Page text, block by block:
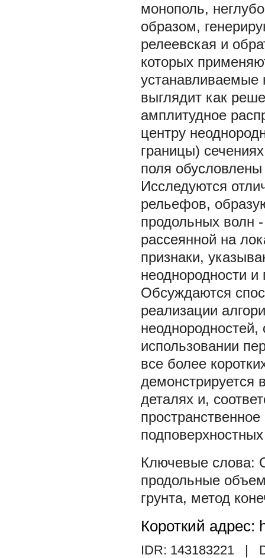
монополь,
образом,
релеевская и
которых
устанавливаемые
выглядит как
амплитудное
центру
границы)
поля
Исследуются
рельефов,
продольных волн
рассеянной на
признаки,
неоднородности
Обсуждаются
реализации
использовании
все более
демонстрируется
деталях и,
продольные
грунта, метод
Короткий адрес:
IDR: 143183221 |